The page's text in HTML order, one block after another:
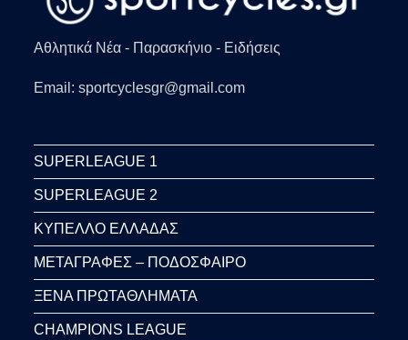
Αθλητικά Νέα - Παρασκήνιο - Ειδήσεις
Email: sportcyclesgr@gmail.com
SUPERLEAGUE 1
SUPERLEAGUE 2
ΚΥΠΕΛΛΟ ΕΛΛΑΔΑΣ
ΜΕΤΑΓΡΑΦΕΣ – ΠΟΔΟΣΦΑΙΡΟ
ΞΕΝΑ ΠΡΩΤΑΘΛΗΜΑΤΑ
CHAMPIONS LEAGUE